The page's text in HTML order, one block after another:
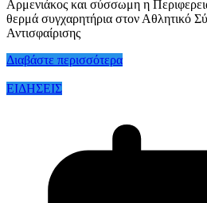
Αρμενιάκος και σύσσωμη η
θερμά συγχαρητήρια στον Αθλητικό
Αντισφαίρισης
Διαβάστε περισσότερα
ΕΙΔΗΣΕΙΣ